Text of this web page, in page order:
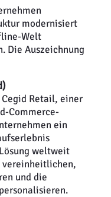
modernisiert
Welt
Die Auszeichnung
Retail, einer
Commerce-
ein
weltweit
vereinheitlichen,
und die